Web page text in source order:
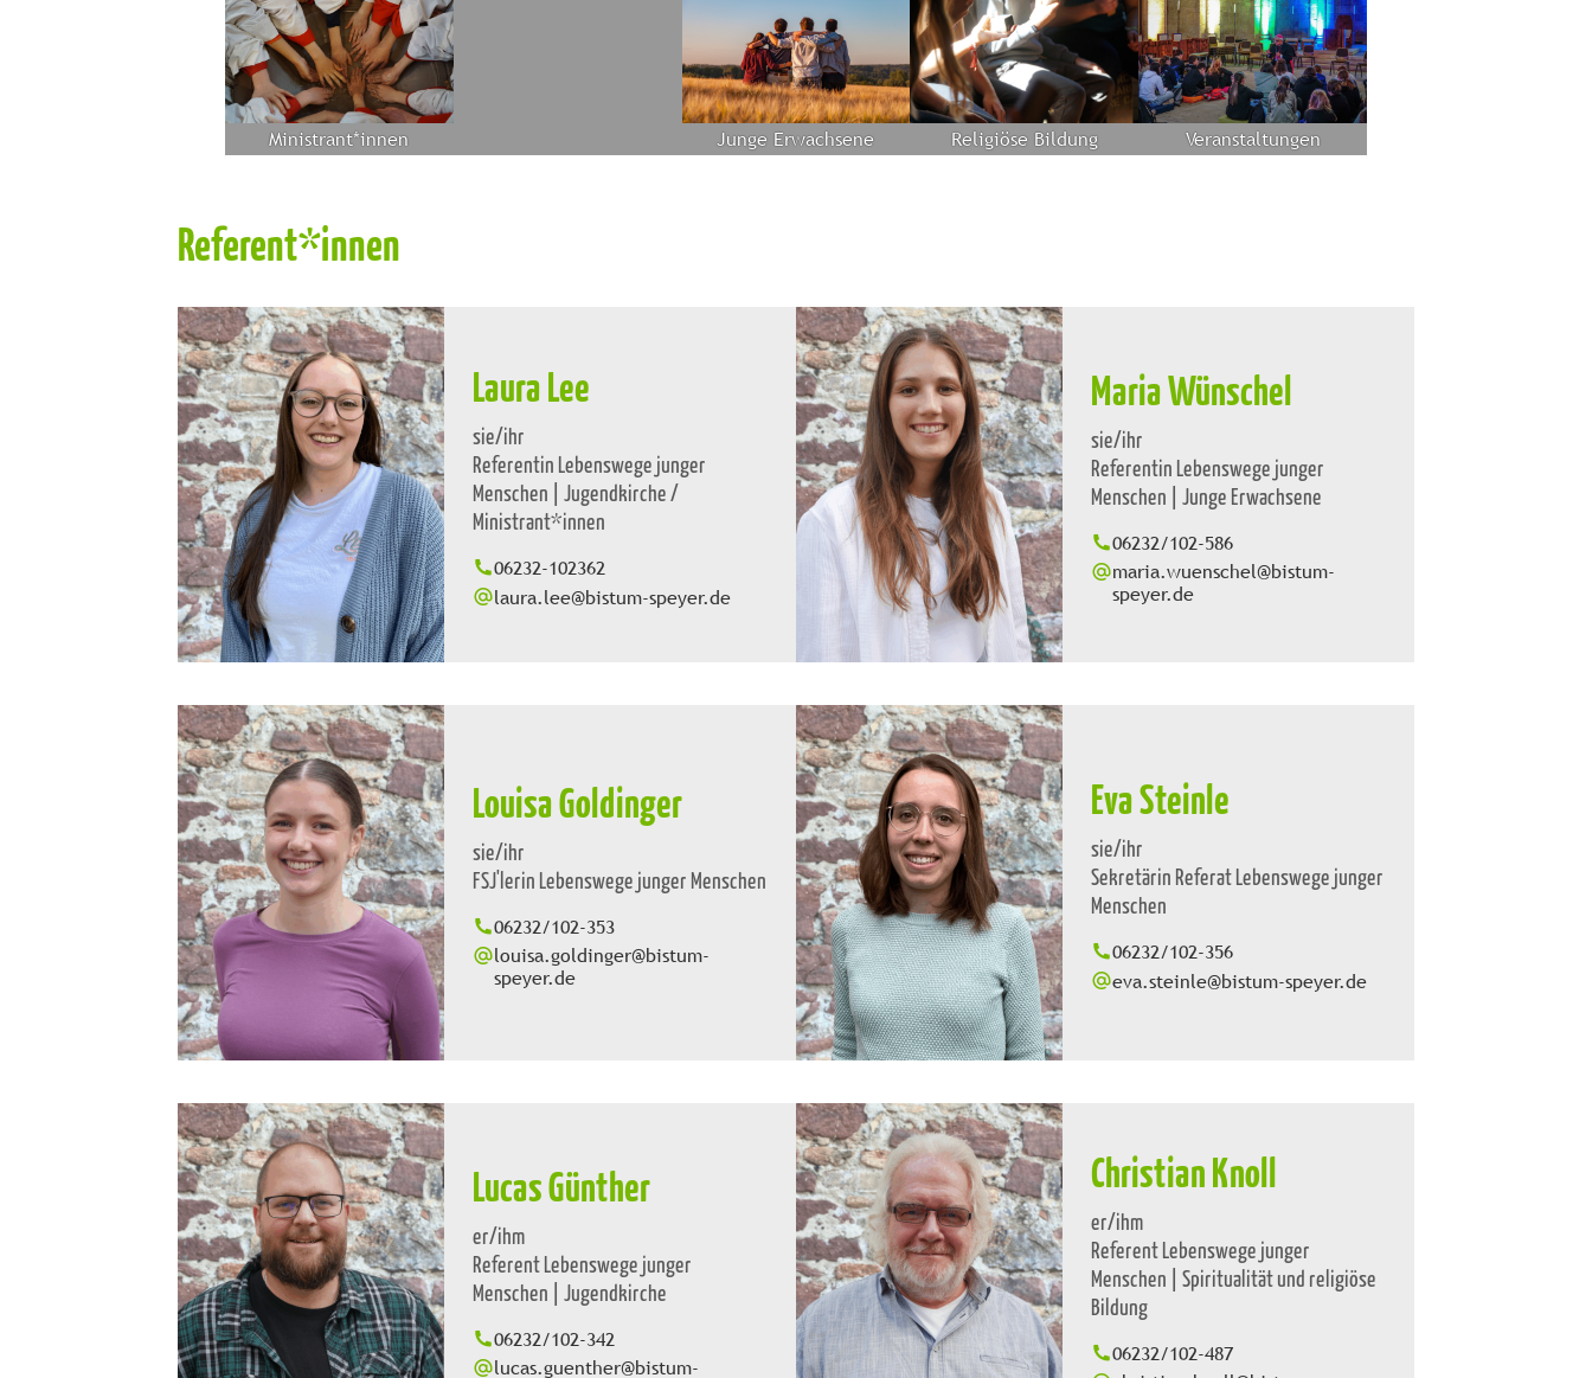
Ministrant*innen Junge Erwachsene Religiöse Bildung Veranstaltungen
Referent*innen
Laura Lee
sie/ihr
Referentin Lebenswege junger
Menschen | Jugendkirche /
Ministrant*innen
06232-102362
laura.lee@bistum-speyer.de
Louisa Goldinger
sie/ihr
FSJ'lerin Lebenswege junger Menschen
06232/102-353
louisa.goldinger@bistum-
speyer.de
Lucas Günther
er/ihm
Referent Lebenswege junger
Menschen | Jugendkirche
06232/102-342
lucas.guenther@bistum-
Maria Wünschel
sie/ihr
Referentin Lebenswege junger
Menschen | Junge Erwachsene
06232/102-586
maria.wuenschel@bistum-
speyer.de
Eva Steinle
sie/ihr
Sekretärin Referat Lebenswege junger
Menschen
06232/102-356
eva.steinle@bistum-speyer.de
Christian Knoll
er/ihm
Referent Lebenswege junger
Menschen | Spiritualität und religiöse
Bildung
06232/102-487